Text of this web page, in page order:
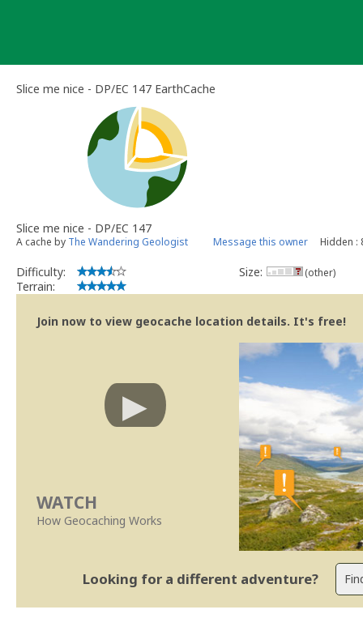
Slice me nice - DP/EC 147 EarthCache
Slice me nice - DP/EC 147
A cache by The Wandering Geologist Message this owner Hidden :
Difficulty:
Terrain:
Size: (other)
Join now to view geocache location details. It's free!
WATCH
How Geocaching Works
Looking for a different adventure?